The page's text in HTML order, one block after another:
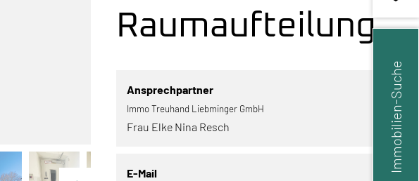
Raumaufteilung
Ansprechpartner
Immo Treuhand Liebminger GmbH
Frau Elke Nina Resch
E-Mail
Immobilien-Suche